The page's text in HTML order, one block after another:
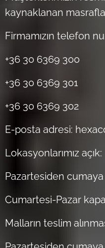
kaynaklanan
Firmamızın telefon
+36 30 6369 300
+36 30 6369 301
+36 30 6369 302
E-posta adresi:
Lokasyonlarımız açık:
Pazartesiden cumaya
Cumartesi-Pazar
Malların teslim